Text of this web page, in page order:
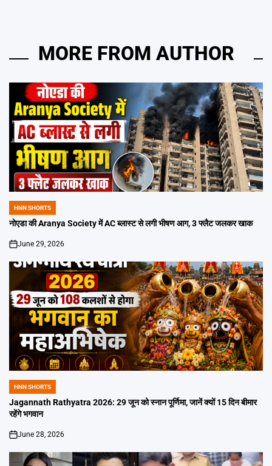
MORE FROM AUTHOR
POSTED
IN
HNN SHORTS
नोएडा की Aranya Society में AC ब्लास्ट से लगी भीषण आग, 3 फ्लैट जलकर खाक
on
June 29, 2026
POSTED
IN
HNN SHORTS
Jagannath Rathyatra 2026: 29 जून को स्नान पूर्णिमा, जानें क्यों 15 दिन बीमार
रहेंगे भगवान
on
June 28, 2026